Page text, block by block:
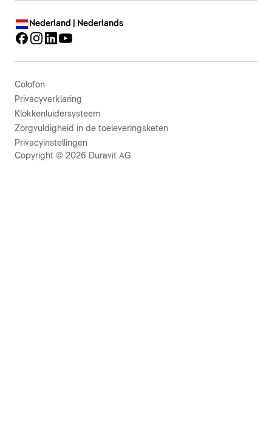
Nederland | Nederlands
Colofon
Privacyverklaring
Klokkenluidersysteem
Zorgvuldigheid in de toeleveringsketen
Privacyinstellingen
Copyright © 2026 Duravit AG